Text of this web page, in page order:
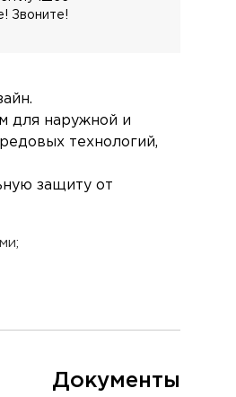
Звоните!
для наружной и
технологий,
защиту от
Документы